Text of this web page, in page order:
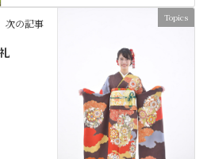
Topics
次の記事